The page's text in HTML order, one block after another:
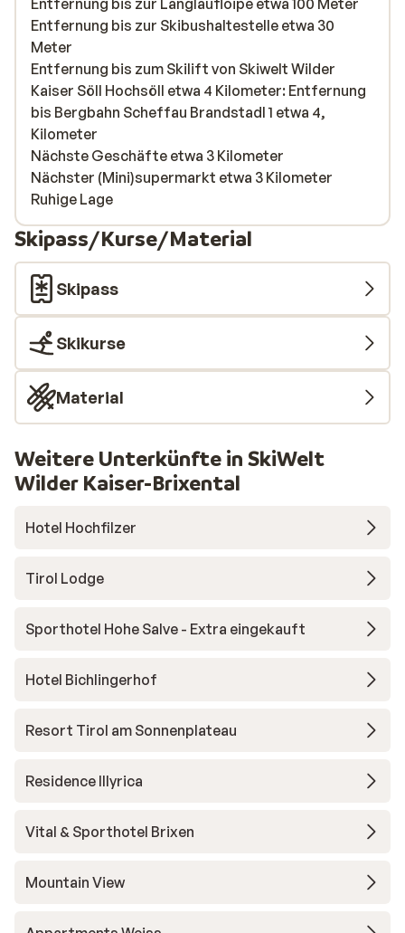
Entfernung bis zur Langlaufloipe etwa 100 Meter
Entfernung bis zur Skibushaltestelle etwa 30
Meter
Entfernung bis zum Skilift von Skiwelt Wilder
Kaiser Söll Hochsöll etwa 4 Kilometer: Entfernung
bis Bergbahn Scheffau Brandstadl 1 etwa 4,
Kilometer
Nächste Geschäfte etwa 3 Kilometer
Nächster (Mini)supermarkt etwa 3 Kilometer
Ruhige Lage
Skipass/Kurse/Material
Skipass
Skikurse
Material
Weitere Unterkünfte in SkiWelt
Wilder Kaiser-Brixental
Hotel Hochfilzer
Tirol Lodge
Sporthotel Hohe Salve - Extra eingekauft
Hotel Bichlingerhof
Resort Tirol am Sonnenplateau
Residence Illyrica
Vital & Sporthotel Brixen
Mountain View